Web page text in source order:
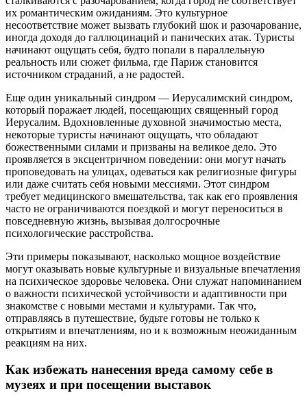
их романтическим ожиданиям. Это культурное
несоответствие может вызвать глубокий шок и разочарование,
иногда доходя до галлюцинаций и панических атак. Туристы
начинают ощущать себя, будто попали в параллельную
реальность или сюжет фильма, где Париж становится
источником страданий, а не радостей.
Еще один уникальный синдром — Иерусалимский синдром,
который поражает людей, посещающих священный город
Иерусалим. Вдохновленные духовной значимостью места,
некоторые туристы начинают ощущать, что обладают
божественными силами и призваны на великое дело. Это
проявляется в эксцентричном поведении: они могут начать
проповедовать на улицах, одеваться как религиозные фигуры
или даже считать себя новыми мессиями. Этот синдром
требует медицинского вмешательства, так как его проявления
часто не ограничиваются поездкой и могут переноситься в
повседневную жизнь, вызывая долгосрочные
психологические расстройства.
Эти примеры показывают, насколько мощное воздействие
могут оказывать новые культурные и визуальные впечатления
на психическое здоровье человека. Они служат напоминанием
о важности психической устойчивости и адаптивности при
знакомстве с новыми местами и культурами. Так что,
отправляясь в путешествие, будьте готовы не только к
открытиям и впечатлениям, но и к возможным неожиданным
реакциям на них.
Как избежать нанесения вреда самому себе в
музеях и при посещении выставок